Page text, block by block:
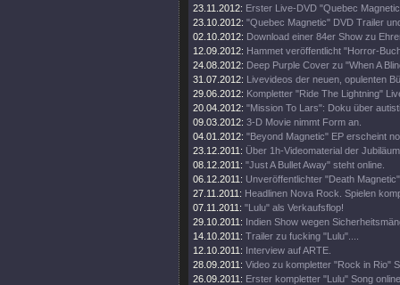
23.11.2012: Erster Live-DVD "Quebec
23.10.2012: "Quebec Magnetic" DVD Trailer
02.10.2012: Download einer 84er Show zu
12.09.2012: Hammet veröffentlicht "Horror-
24.08.2012: Deep Purple Cover zu "When A
31.07.2012: Livevideos der neuen, opulenten
29.06.2012: Kompletter "Ride The Lightning"
20.04.2012: "Mission To Lars": Doku über
09.03.2012: 3-D Movie nimmt Form an.
04.01.2012: "Beyond Magnetic" EP erscheint
23.12.2011: Über 1h-Videomaterial der
08.12.2011: "Just A Bullet Away" steht online.
06.12.2011: Unveröffentlichter "Death
27.11.2011: Headlinen Nova Rock. Spielen
07.11.2011: "Lulu" als Verkaufsflop!
29.10.2011: Indien Show wegen
14.10.2011: Trailer zu fucking "Lulu"....
12.10.2011: Interview auf ARTE.
28.09.2011: Video zu kompletter "Rock in Rio"
26.09.2011: Erster kompletter "Lulu" Song